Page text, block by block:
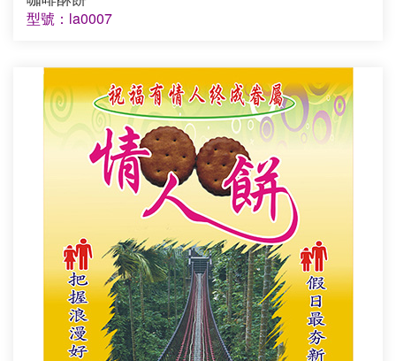
型號：la0007